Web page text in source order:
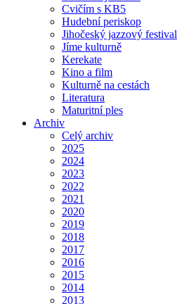
Cvičím s KB5
Hudební periskop
Jihočeský jazzový festival
Jíme kulturně
Kerekate
Kino a film
Kulturně na cestách
Literatura
Maturitní ples
Archiv
Celý archiv
2025
2024
2023
2022
2021
2020
2019
2018
2017
2016
2015
2014
2013